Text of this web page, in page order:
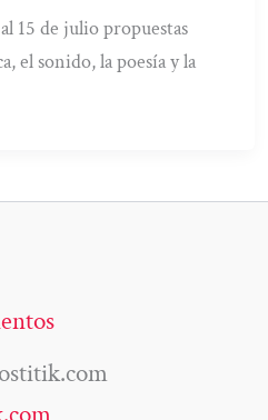
15 de julio propuestas
el sonido, la poesía y la